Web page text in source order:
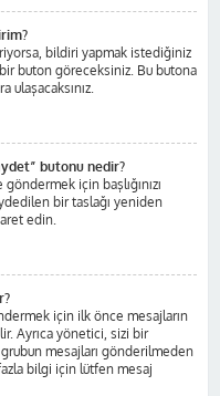
bildiri yapmak istediğiniz
buton göreceksiniz. Bu butona
ulaşacaksınız.
butonu nedir?
için başlığınızı
bir taslağı yeniden
edin.
için ilk önce mesajların
Ayrıca yönetici, sizi bir
mesajları gönderilmeden
bilgi için lütfen mesaj